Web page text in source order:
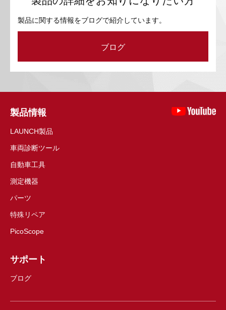
製品に関する情報をブログで紹介しています。
ブログ
製品情報
LAUNCH製品
車両診断ツール
自動車工具
測定機器
パーツ
特殊リペア
PicoScope
サポート
ブログ